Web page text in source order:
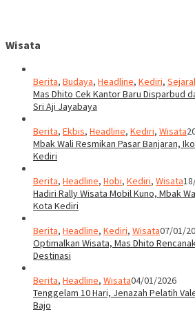
Wisata
Berita, Budaya, Headline, Kediri,
Mas Dhito Cek Kantor Baru Disparbud
Sri Aji Jayabaya
Berita, Ekbis, Headline, Kediri, Wisata
Mbak Wali Resmikan Pasar Banjaran,
Kediri
Berita, Headline, Hobi, Kediri, Wisata
Hadiri Rally Wisata Mobil Kuno, Mbak
Kota Kediri
Berita, Headline, Kediri, Wisata07/01/
Optimalkan Wisata, Mas Dhito
Destinasi
Berita, Headline, Wisata04/01/2026
Tenggelam 10 Hari, Jenazah Pelatih
Bajo